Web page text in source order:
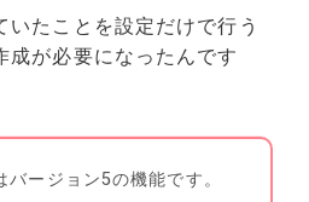
いたことを設定だけで行う
成が必要になったんです
ージョン5の機能です。